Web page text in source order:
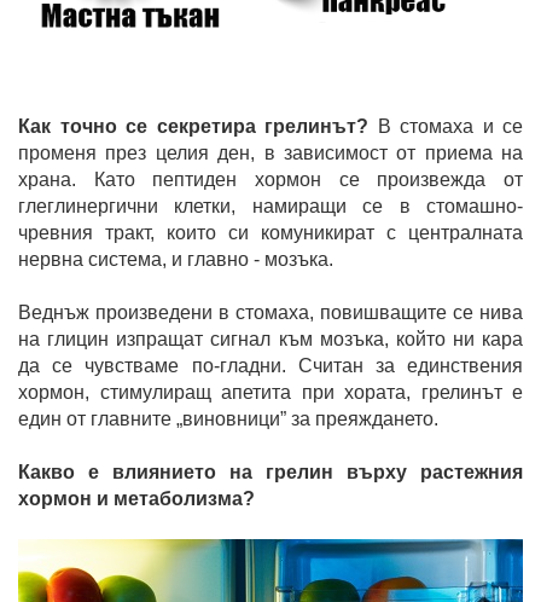
Как точно се секретира грелинът? В стомаха и се
променя през целия ден, в зависимост от приема на
храна. Като пептиден хормон се произвежда от
глеглинергични клетки, намиращи се в стомашно-
чревния тракт, които си комуникират с централната
нервна система, и главно - мозъка.
Веднъж произведени в стомаха, повишващите се нива
на глицин изпращат сигнал към мозъка, който ни кара
да се чувстваме по-гладни. Считан за единствения
хормон, стимулиращ апетита при хората, грелинът е
един от главните „виновници” за преяждането.
Какво е влиянието на грелин върху растежния
хормон и метаболизма?